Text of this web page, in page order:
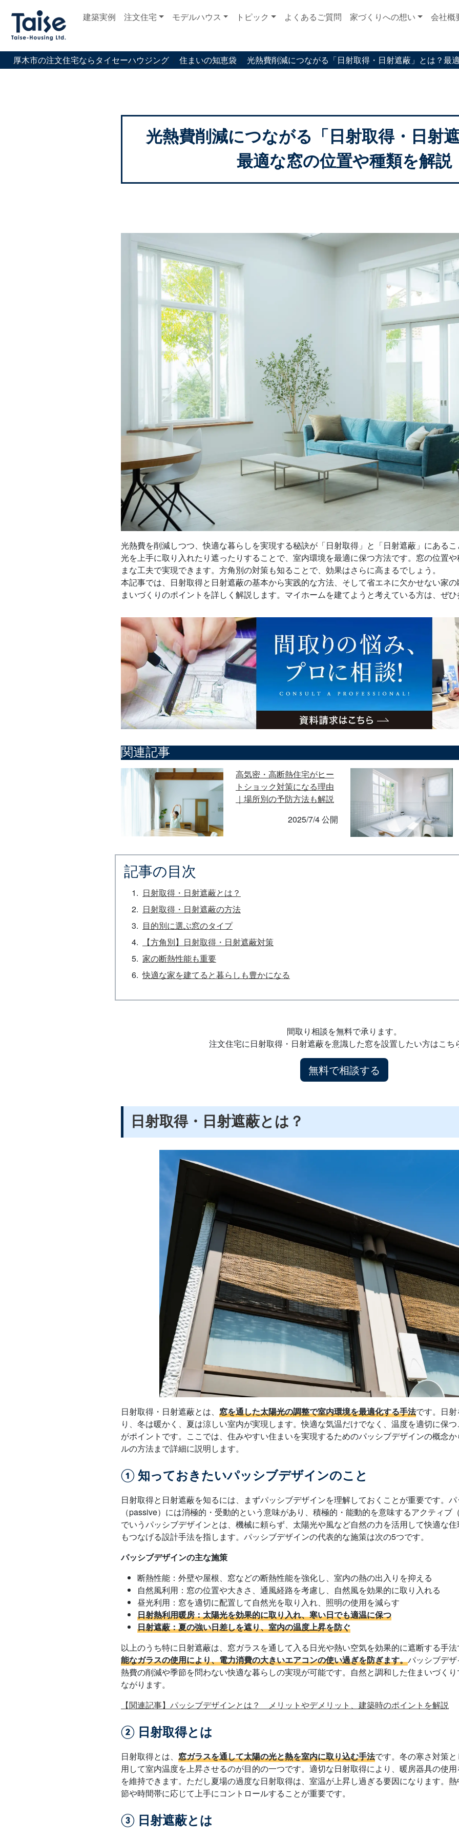
建築実例 注文住宅 モデルハウス トピック よくあるご質問 家づくりへの想い 会社概
厚木市の注文住宅ならタイセーハウジング 住まいの知恵袋 光熱費削減につながる「日射取得・日射遮蔽」とは？最
光熱費削減につながる「日射取得・日射
最適な窓の位置や種類を解説
光熱費を削減しつつ、快適な暮らしを実現する秘訣が「日射取得」と「日射遮蔽」にある
光を上手に取り入れたり遮ったりすることで、室内環境を最適に保つ方法です。窓の位置
まな工夫で実現できます。方角別の対策も知ることで、効果はさらに高まるでしょう。
本記事では、日射取得と日射遮蔽の基本から実践的な方法、そして省エネに欠かせない家
まいづくりのポイントを詳しく解説します。マイホームを建てようと考えている方は、ぜ
関連記事
高気密・高断熱住宅がヒー
トショック対策になる理由
｜場所別の予防方法も解説
2025/7/4 公開
記事の目次
日射取得・日射遮蔽とは？
日射取得・日射遮蔽の方法
目的別に選ぶ窓のタイプ
【方角別】日射取得・日射遮蔽対策
家の断熱性能も重要
快適な家を建てると暮らしも豊かになる
間取り相談を無料で承ります。
注文住宅に日射取得・日射遮蔽を意識した窓を設置したい方はこち
無料で相談する
日射取得・日射遮蔽とは？
日射取得・日射遮蔽とは、 窓を通した太陽光の調整で室内環境を最適化する手法です。日
り、冬は暖かく、夏は涼しい室内が実現します。快適な気温だけでなく、温度を適切に保
がポイントです。ここでは、住みやすい住まいを実現するためのパッシブデザインの概念
ルの方法まで詳細に説明します。
① 知っておきたいパッシブデザインのこと
日射取得と日射遮蔽を知るには、まずパッシブデザインを理解しておくことが重要です。
（passive）には消極的・受動的という意味があり、積極的・能動的を意味するアクティブ
でいうパッシブデザインとは、機械に頼らず、太陽光や風など自然の力を活用して快適な
もつなげる設計手法を指します。パッシブデザインの代表的な施策は次の5つです。
パッシブデザインの主な施策
断熱性能：外壁や屋根、窓などの断熱性能を強化し、室内の熱の出入りを抑える
自然風利用：窓の位置や大きさ、通風経路を考慮し、自然風を効果的に取り入れる
昼光利用：窓を適切に配置して自然光を取り入れ、照明の使用を減らす
日射熱利用暖房：太陽光を効果的に取り入れ、寒い日でも適温に保つ
日射遮蔽：夏の強い日差しを遮り、室内の温度上昇を防ぐ
以上のうち特に日射遮蔽は、窓ガラスを通して入る日光や熱い空気を効果的に遮断する手
能なガラスの使用により、電力消費の大きいエアコンの使い過ぎを防ぎます。パッシブデ
熱費の削減や季節を問わない快適な暮らしの実現が可能です。自然と調和した住まいづく
ながります。
【関連記事】パッシブデザインとは？ メリットやデメリット、建築時のポイントを解説
② 日射取得とは
日射取得とは、 窓ガラスを通して太陽の光と熱を室内に取り込む手法です。冬の寒さ対策
用して室内温度を上昇させるのが目的の一つです。適切な日射取得により、暖房器具の使
を維持できます。ただし夏場の過度な日射取得は、室温が上昇し過ぎる要因になります。
節や時間帯に応じて上手にコントロールすることが重要です。
③ 日射遮蔽とは